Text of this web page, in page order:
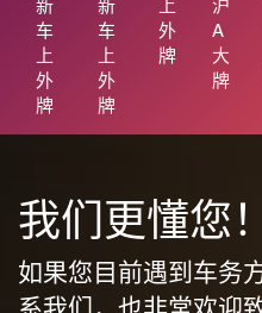
车
上
外
牌
车
上
外
牌
外
牌
A
大
牌
我们更懂您！
如果您目前遇到车务
系我们，也非常欢迎